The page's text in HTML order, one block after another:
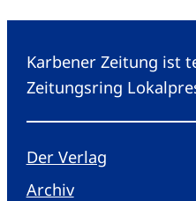
Karbener Zeitung ist
Zeitungsring
Der Verlag
Archiv